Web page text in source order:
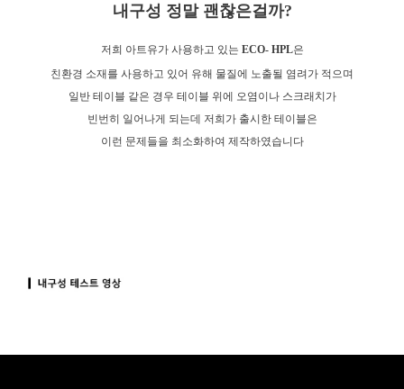
내구성 정말 괜찮은걸까?
저희 아트유가 사용하고 있는 ECO- HPL은
친환경 소재를 사용하고 있어 유해 물질에 노출될 염려가 적으며
일반 테이블 같은 경우 테이블 위에 오염이나 스크래치가
빈번히 일어나게 되는데 저희가 출시한 테이블은
이런 문제들을 최소화하여 제작하였습니다